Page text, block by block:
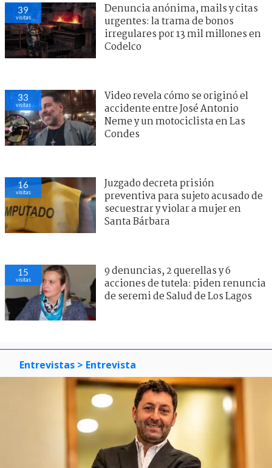
39
visitas
Denuncia anónima, mails y citas
urgentes: la trama de bonos
irregulares por 13 mil millones en
Codelco
33
visitas
Video revela cómo se originó el
accidente entre José Antonio
Neme y un motociclista en Las
Condes
16
visitas
Juzgado decreta prisión
preventiva para sujeto acusado de
secuestrar y violar a mujer en
Santa Bárbara
15
visitas
9 denuncias, 2 querellas y 6
acciones de tutela: piden renuncia
de seremi de Salud de Los Lagos
Entrevistas > Entrevista